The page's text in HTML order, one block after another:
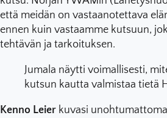
että meidän on vastaanotettava
ennen kuin vastaamme kutsuun,
tehtävän ja tarkoituksen.
Jumala näytti voimallisesti,
kutsun kautta valmistaa tietä
Kenno Leier kuvasi